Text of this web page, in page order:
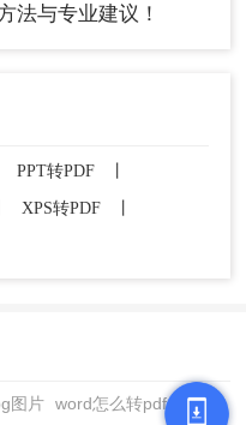
法与专业建议！
PPT转PDF
XPS转PDF
图片 word怎么转pdf